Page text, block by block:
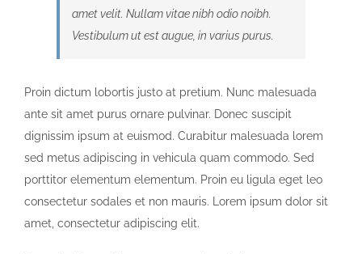
amet velit. Nullam vitae nibh odio noibh.
Vestibulum ut est augue, in varius purus.
Proin dictum lobortis justo at pretium. Nunc malesuada
ante sit amet purus ornare pulvinar. Donec suscipit
dignissim ipsum at euismod. Curabitur malesuada lorem
sed metus adipiscing in vehicula quam commodo. Sed
porttitor elementum elementum. Proin eu ligula eget leo
consectetur sodales et non mauris. Lorem ipsum dolor sit
amet, consectetur adipiscing elit.